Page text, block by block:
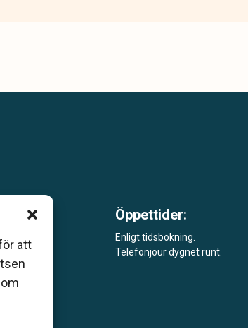
att
Öppettider:
Enligt tidsbokning.
Telefonjour dygnet runt.